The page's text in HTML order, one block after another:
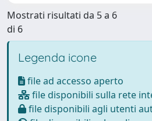
Mostrati risultati da 5 a 6
di 6
Legenda icone
file ad accesso aperto
file disponibili sulla rete
file disponibili agli utenti